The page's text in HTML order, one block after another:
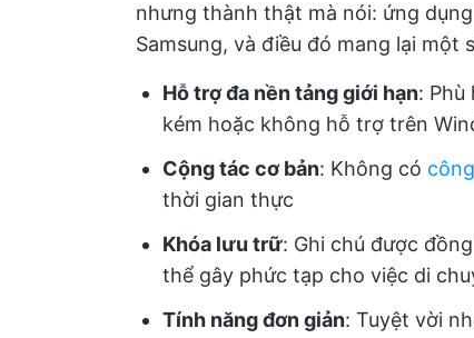
nhưng thành thật mà nói: ứng
Samsung, và điều đó mang lại
Hỗ trợ đa nền tảng giới hạn: Phù
kém hoặc không hỗ trợ trên
Cộng tác cơ bản: Không có
thời gian thực
Khóa lưu trữ: Ghi chú được
thể gây phức tạp cho việc di
Tính năng đơn giản: Tuyệt vời